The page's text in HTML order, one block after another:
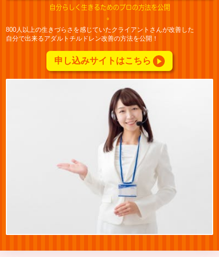
自分らしく生きるためのプロの方法を公開
。
800人以上の生きづらさを感じていたクライアントさんが改善した
自分で出来るアダルトチルドレン改善の方法を公開！
申し込みサイトはこちら